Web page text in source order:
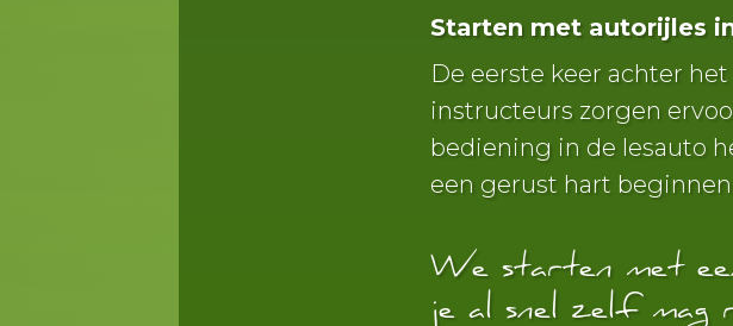
Starten met autorijles
De eerste keer achter
instructeurs zorgen
bediening in de lesauto
een gerust hart
We starten met
je al snel zelf mag